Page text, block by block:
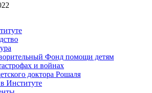
Фонд помощи детям
и войнах
доктора Рошаля
Институте